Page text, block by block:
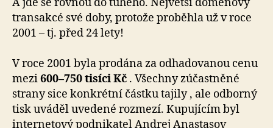
transakcé své doby, protože proběhla už v roce
2001 – tj. před 24 lety!
V roce 2001 byla prodána za odhadovanou cenu
mezi600–750 tisíci Kč . Všechny zúčastněné
strany sice konkrétní částku tajily , ale odborný
tisk uváděl uvedené rozmezí. Kupujícím byl
internetový podnikatel Andrej Anastasov